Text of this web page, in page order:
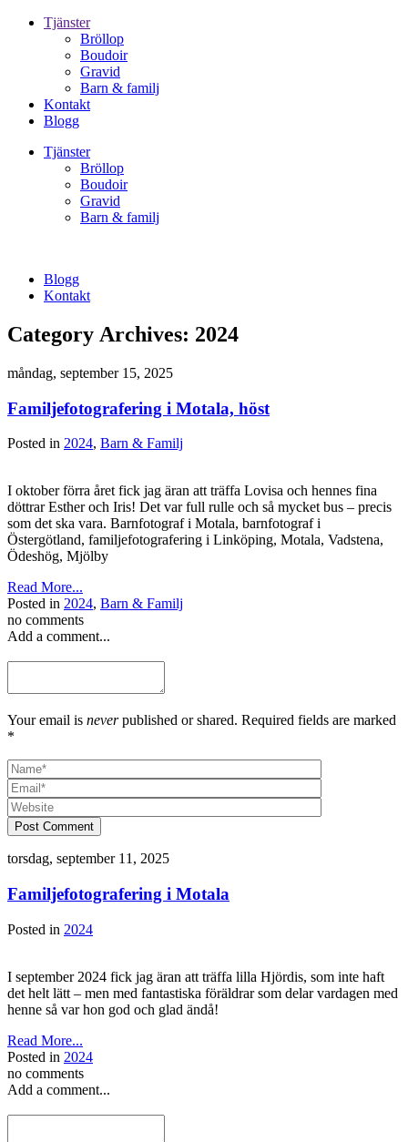
Tjänster
Bröllop
Boudoir
Gravid
Barn & familj
Kontakt
Blogg
Tjänster
Bröllop
Boudoir
Gravid
Barn & familj
Blogg
Kontakt
Category Archives: 2024
måndag, september 15, 2025
Familjefotografering i Motala, höst
Posted in 2024, Barn & Familj
I oktober förra året fick jag äran att träffa Lovisa och hennes fina
döttrar Esther och Iris! Det var full rulle och så mycket bus – precis
som det ska vara. Barnfotograf i Motala, barnfotograf i
Östergötland, familjefotografering i Linköping, Motala, Vadstena,
Ödeshög, Mjölby
Read More...
Posted in 2024, Barn & Familj
no comments
Add a comment...
Your email is neverpublished or shared. Required fields are marked
*
Post Comment
torsdag, september 11, 2025
Familjefotografering i Motala
Posted in 2024
I september 2024 fick jag äran att träffa lilla Hjördis, som inte haft
det helt lätt – men med fantastiska föräldrar som delar vardagen med
henne så var hon god och glad ändå!
Read More...
Posted in 2024
no comments
Add a comment...